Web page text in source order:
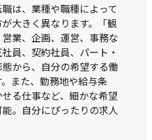
は、業種や職種によって
大きく異なります。「観
業、企画、運営、事務な
員、契約社員、パート・
から、自分の希望する働
また、勤務地や給与条
る仕事など、細かな希望
。自分にぴったりの求人